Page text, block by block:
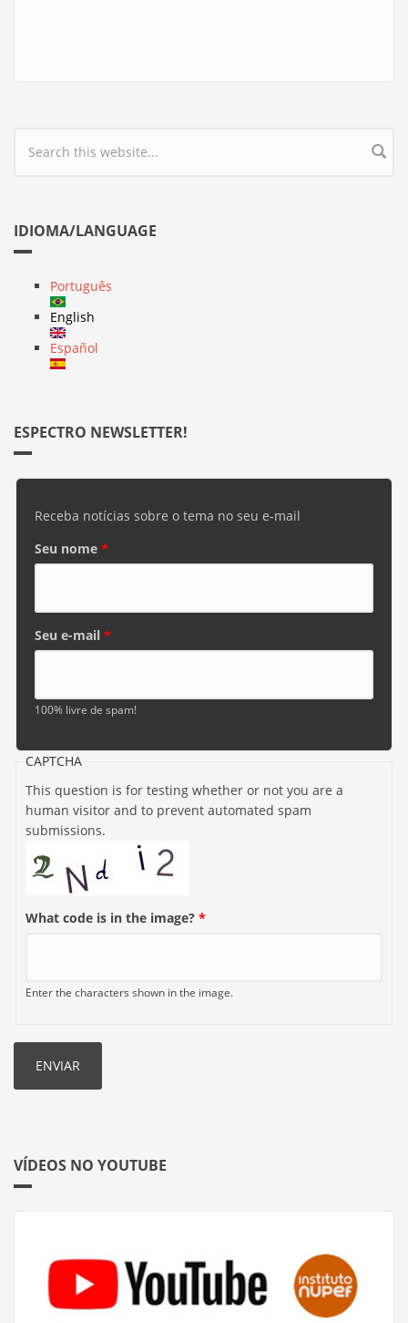
Search form
IDIOMA/LANGUAGE
Português
English
Español
ESPECTRO NEWSLETTER!
Receba notícias sobre o tema no seu e-mail
Seu nome *
Seu e-mail *
100% livre de spam!
CAPTCHA
This question is for testing whether or not you are a
human visitor and to prevent automated spam
submissions.
What code is in the image? *
Enter the characters shown in the image.
VÍDEOS NO YOUTUBE